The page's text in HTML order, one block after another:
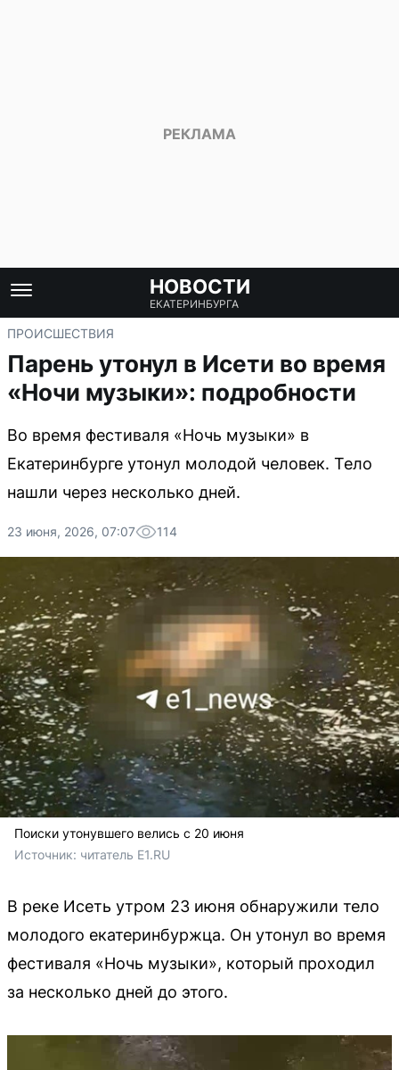
НОВОСТИ
ЕКАТЕРИНБУРГА
ПРОИСШЕСТВИЯ
Парень утонул в Исети во время
«Ночи музыки»: подробности
Во время фестиваля «Ночь музыки» в
Екатеринбурге утонул молодой человек. Тело
нашли через несколько дней.
23 июня, 2026, 07:07 114
Поиски утонувшего велись с 20 июня
Источник: читатель Е1.RU
В реке Исеть утром 23 июня обнаружили тело
молодого екатеринбуржца. Он утонул во время
фестиваля «Ночь музыки», который проходил
за несколько дней до этого.